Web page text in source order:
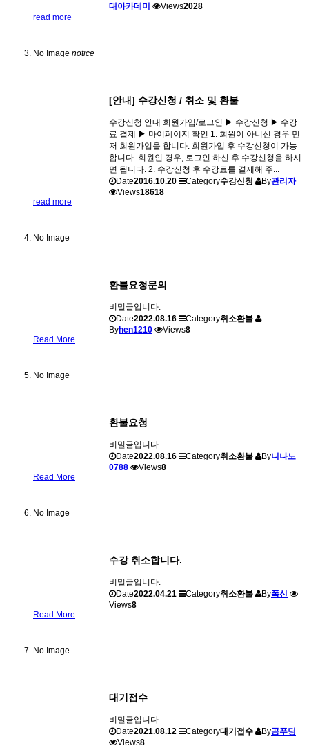
대아카데미
Views2028
read more
No Image notice
[안내] 수강신청 / 취소 및 환불
수강신청 안내 회원가입/로그인 ▶ 수강신청 ▶ 수강
료 결제 ▶ 마이페이지 확인 1. 회원이 아니신 경우 먼
저 회원가입을 합니다. 회원가입 후 수강신청이 가능
합니다. 회원인 경우, 로그인 하신 후 수강신청을 하시
면 됩니다. 2. 수강신청 후 수강료를 결제해 주...
Date2016.10.20 Category수강신청 By관리자
Views18618
read more
No Image
환불요청문의
비밀글입니다.
Date2022.08.16 Category취소환불
Byhen1210 Views8
Read More
No Image
환불요청
비밀글입니다.
Date2022.08.16 Category취소환불 By니나노
0788
Views8
Read More
No Image
수강 취소합니다.
비밀글입니다.
Date2022.04.21 Category취소환불 By폭신
Views8
Read More
No Image
대기접수
비밀글입니다.
Date2021.08.12 Category대기접수 By곰푸딩
Views8